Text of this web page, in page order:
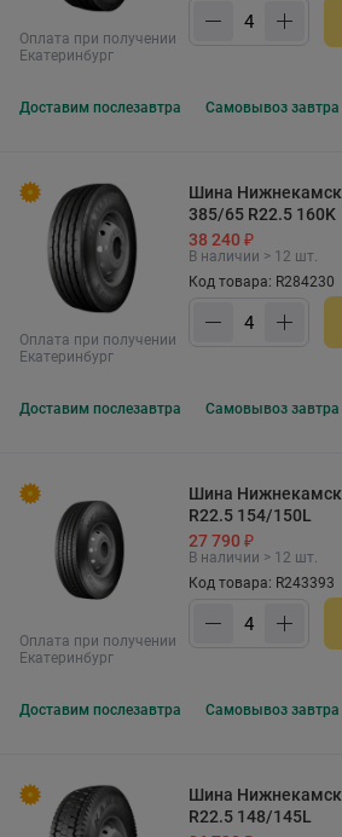
Оплата при получении
Екатеринбург
Доставим послезавтра Самовывоз завтра
Оплата при получении
Екатеринбург
Шина
385/65 R22.5 160K
38 240 ₽
В наличии > 12 шт.
Код товара: R284230
Доставим послезавтра Самовывоз завтра
Оплата при получении
Екатеринбург
Шина
R22.5 154/150L
27 790 ₽
В наличии > 12 шт.
Код товара: R243393
Доставим послезавтра Самовывоз завтра
Шина
R22.5 148/145L